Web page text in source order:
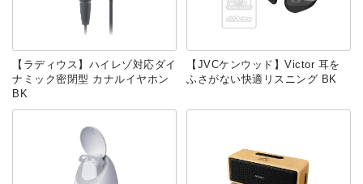
【ラディウス】ハイレゾ対応ダイ
ナミック密閉型 カナルイヤホン
BK
【JVCケンウッド】Victor 耳を
ふさがない快適リスニング BK